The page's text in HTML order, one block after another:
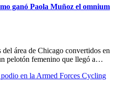
ganó Paola Muñoz el omnium
área de Chicago convertidos en
pelotón femenino que llegó a…